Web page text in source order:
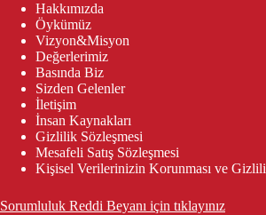
Hakkımızda
Öykümüz
Vizyon&Misyon
Değerlerimiz
Basında Biz
Sizden Gelenler
İletişim
İnsan Kaynakları
Gizlilik Sözleşmesi
Mesafeli Satış Sözleşmesi
Kişisel Verilerinizin Korunması ve
Sorumluluk Reddi Beyanı için tıklayınız